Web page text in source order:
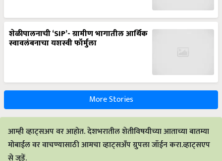
शेळीपालनाची ‘SIP’- ग्रामीण भागातील आर्थिक
स्वावलंबनाचा यशस्वी फॉर्मुला
More Stories
आम्ही व्हाट्सअप वर आहोत. देशभरातील शेतीविषयीच्या आताच्या बातम्या
मोबाईल वर वाचण्यासाठी आमचा व्हाट्सअँप ग्रुपला जॉईन करा.व्हाट्सएप